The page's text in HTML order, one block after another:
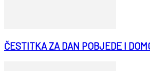
ČESTITKA ZA DAN POBJEDE I